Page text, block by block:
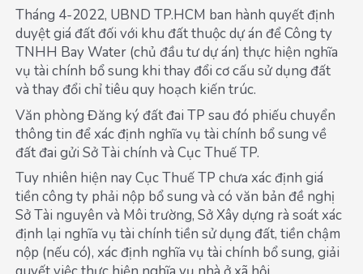
Tháng 4-2022, UBND TP.HCM ban hành quyết định
duyệt giá đất đối với khu đất thuộc dự án để Công ty
TNHH Bay Water (chủ đầu tư dự án) thực hiện nghĩa
vụ tài chính bổ sung khi thay đổi cơ cấu sử dụng đất
và thay đổi chỉ tiêu quy hoạch kiến trúc.
Văn phòng Đăng ký đất đai TP sau đó phiếu chuyển
thông tin để xác định nghĩa vụ tài chính bổ sung về
đất đai gửi Sở Tài chính và Cục Thuế TP.
Tuy nhiên hiện nay Cục Thuế TP chưa xác định giá
tiền công ty phải nộp bổ sung và có văn bản đề nghị
Sở Tài nguyên và Môi trường, Sở Xây dựng rà soát xác
định lại nghĩa vụ tài chính tiền sử dụng đất, tiền chậm
nộp (nếu có), xác định nghĩa vụ tài chính bổ sung, giải